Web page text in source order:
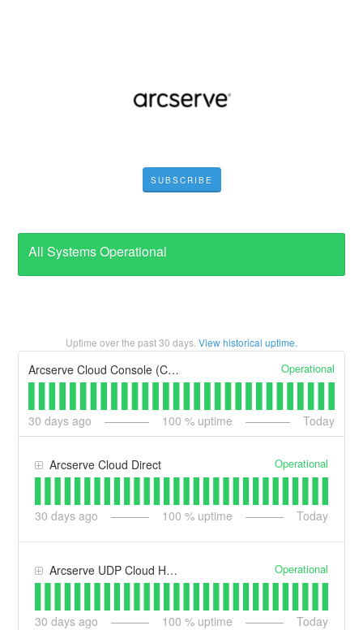
SUBSCRIBE
All Systems Operational
Uptime over the past30 days. View historical uptime.
Arcserve Cloud Console (Cloud Direct / UDP) Operational
30 days ago 100 % uptime Today
Arcserve Cloud Direct Operational
30 days ago 100 % uptime Today
Arcserve UDP Cloud Hybrid Operational
30 days ago 100 % uptime Today